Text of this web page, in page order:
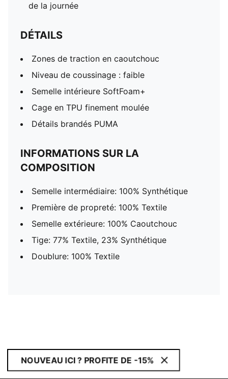
de la journée
DÉTAILS
Zones de traction en caoutchouc
Niveau de coussinage : faible
Semelle intérieure SoftFoam+
Cage en TPU finement moulée
Détails brandés PUMA
INFORMATIONS SUR LA
COMPOSITION
Semelle intermédiaire: 100% Synthétique
Première de propreté: 100% Textile
Semelle extérieure: 100% Caoutchouc
Tige: 77% Textile, 23% Synthétique
Doublure: 100% Textile
NOUVEAU ICI ? PROFITE DE -15%